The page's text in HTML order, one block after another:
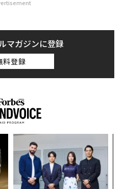
マガジンに登録
料登録